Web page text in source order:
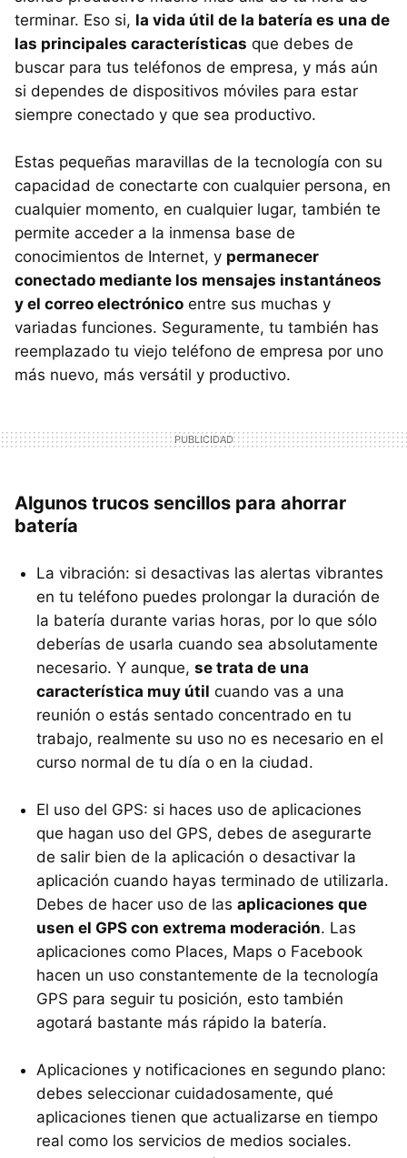
terminar. Eso si, la vida útil de la batería es una de
las principales características que debes de
buscar para tus teléfonos de empresa, y más aún
si dependes de dispositivos móviles para estar
siempre conectado y que sea productivo.
Estas pequeñas maravillas de la tecnología con su
capacidad de conectarte con cualquier persona, en
cualquier momento, en cualquier lugar, también te
permite acceder a la inmensa base de
conocimientos de Internet, y permanecer
conectado mediante los mensajes instantáneos
y el correo electrónico entre sus muchas y
variadas funciones. Seguramente, tu también has
reemplazado tu viejo teléfono de empresa por uno
más nuevo, más versátil y productivo.
Algunos trucos sencillos para ahorrar
batería
La vibración: si desactivas las alertas vibrantes
en tu teléfono puedes prolongar la duración de
la batería durante varias horas, por lo que sólo
deberías de usarla cuando sea absolutamente
necesario. Y aunque, se trata de una
característica muy útil cuando vas a una
reunión o estás sentado concentrado en tu
trabajo, realmente su uso no es necesario en el
curso normal de tu día o en la ciudad.
El uso del GPS: si haces uso de aplicaciones
que hagan uso del GPS, debes de asegurarte
de salir bien de la aplicación o desactivar la
aplicación cuando hayas terminado de utilizarla.
Debes de hacer uso de las aplicaciones que
usen el GPS con extrema moderación. Las
aplicaciones como Places, Maps o Facebook
hacen un uso constantemente de la tecnología
GPS para seguir tu posición, esto también
agotará bastante más rápido la batería.
Aplicaciones y notificaciones en segundo plano:
debes seleccionar cuidadosamente, qué
aplicaciones tienen que actualizarse en tiempo
real como los servicios de medios sociales.